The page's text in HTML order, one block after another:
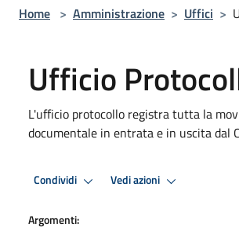
Home > Amministrazione > Uffici >
Ufficio
L'ufficio protocollo registra tutta la
documentale in entrata e in uscita dal
Condividi Vedi azioni
Argomenti: